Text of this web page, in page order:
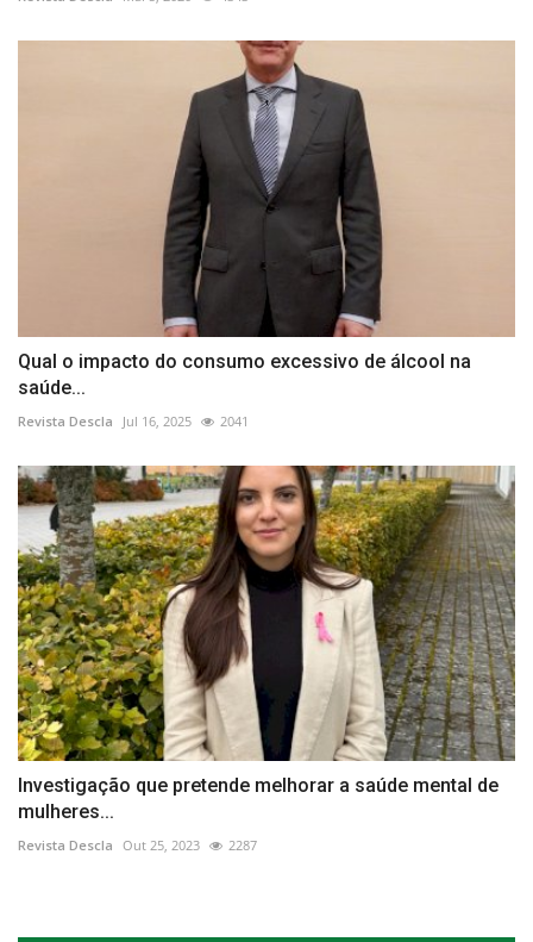
Qual o impacto do consumo excessivo de álcool na
saúde...
Revista Descla Jul 16, 2025 2041
Investigação que pretende melhorar a saúde mental de
mulheres...
Revista Descla Out 25, 2023 2287